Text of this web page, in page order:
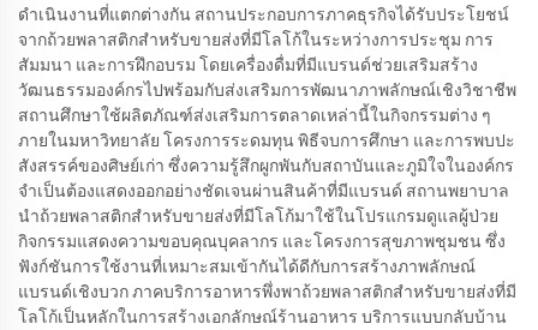
ดำเนินงานที่แตกต่างกัน สถานประกอบการภาคธุรกิจได้รับประโยชน์
จากถ้วยพลาสติกสำหรับขายส่งที่มีโลโก้ในระหว่างการประชุม การ
สัมมนา และการฝึกอบรม โดยเครื่องดื่มที่มีแบรนด์ช่วยเสริมสร้าง
วัฒนธรรมองค์กรไปพร้อมกับส่งเสริมการพัฒนาภาพลักษณ์เชิงวิชาชีพ
สถานศึกษาใช้ผลิตภัณฑ์ส่งเสริมการตลาดเหล่านี้ในกิจกรรมต่าง ๆ
ภายในมหาวิทยาลัย โครงการระดมทุน พิธีจบการศึกษา และการพบปะ
สังสรรค์ของศิษย์เก่า ซึ่งความรู้สึกผูกพันกับสถาบันและภูมิใจในองค์กร
จำเป็นต้องแสดงออกอย่างชัดเจนผ่านสินค้าที่มีแบรนด์ สถานพยาบาล
นำถ้วยพลาสติกสำหรับขายส่งที่มีโลโก้มาใช้ในโปรแกรมดูแลผู้ป่วย
กิจกรรมแสดงความขอบคุณบุคลากร และโครงการสุขภาพชุมชน ซึ่ง
ฟังก์ชันการใช้งานที่เหมาะสมเข้ากันได้ดีกับการสร้างภาพลักษณ์
แบรนด์เชิงบวก ภาคบริการอาหารพึ่งพาถ้วยพลาสติกสำหรับขายส่งที่มี
โลโก้เป็นหลักในการสร้างเอกลักษณ์ร้านอาหาร บริการแบบกลับบ้าน